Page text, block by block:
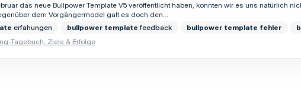
das neue Bullpower Template V5 veröffentlicht haben, konnten wir es uns natürlich
dem Vorgängermodel galt es doch den...
erfahungen bullpower template feedback bullpower template fehler
Tagebuch, Ziele & Erfolge